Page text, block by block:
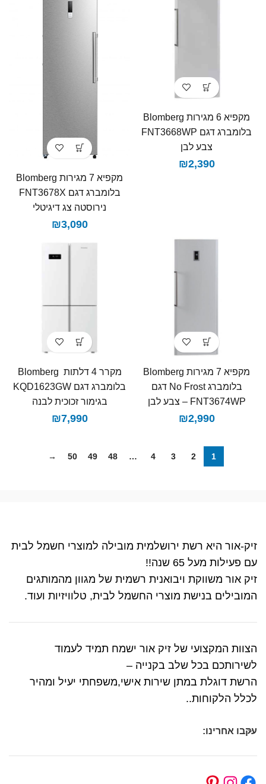
מקפיא 6 מגירות Blomberg
בלומברג דגם FNT3668WP
צבע לבן
₪2,390
מקפיא 7 מגירות Blomberg
בלומברג דגם FNT3678X
נירוסטה צג דיגיטלי
₪3,090
מקפיא 7 מגירות Blomberg
בלומברג No Frost דגם
FNT3674WP – צבע לבן
₪2,990
בלומברג דגם KQD1623GW
בגימור זכוכית לבנה
₪7,990
1
2
3
4
…
48
49
50
→
זיק-אור היא רשת ירושלמית מובילה למוצרי חשמל לבית
עם פעילות מעל 65 שנה!!
זיק אור משווקת ויבואנית רשמית של מגוון מהמותגים
המובילים בנישת מוצרי החשמל לבית, טלוויזיות ועוד.
הצוות המקצועי של זיק אור ישמח תמיד לעמוד
לשירותכם בכל שלב בקנייה –
הרשת דוגלת במתן שירות אישי,משפחתי יעיל ומהיר
לכלל הלקוחות..
עקבו אחרינו: